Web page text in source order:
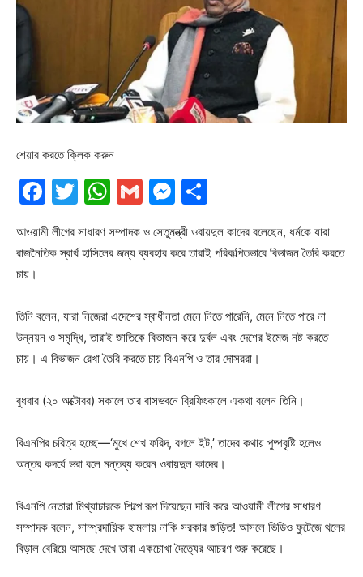
শেয়ার করতে ক্লিক করুন
Facebook
Twitter
WhatsApp
GmailMessenger
আওয়ামী লীগের সাধারণ সম্পাদক ও সেতুমন্ত্রী ওবায়দুল কাদের বলেছেন, ধর্মকে যারা
রাজনৈতিক স্বার্থ হাসিলের জন্য ব্যবহার করে তারাই পরিকল্পিতভাবে বিভাজন তৈরি করতে
চায়।
তিনি বলেন, যারা নিজেরা এদেশের স্বাধীনতা মেনে নিতে পারেনি, মেনে নিতে পারে না
উন্নয়ন ও সমৃদ্ধি, তারাই জাতিকে বিভাজন করে দুর্বল এবং দেশের ইমেজ নষ্ট করতে
চায়। এ বিভাজন রেখা তৈরি করতে চায় বিএনপি ও তার দোসররা।
বুধবার (২০ অক্টোবর) সকালে তার বাসভবনে ব্রিফিংকালে একথা বলেন তিনি।
বিএনপির চরিত্র হচ্ছে—‘মুখে শেখ ফরিদ, বগলে ইট,’ তাদের কথায় পুষ্পবৃষ্টি হলেও
অন্তর কদর্যে ভরা বলে মন্তব্য করেন ওবায়দুল কাদের।
বিএনপি নেতারা মিথ্যাচারকে শিল্পে রূপ দিয়েছেন দাবি করে আওয়ামী লীগের সাধারণ
সম্পাদক বলেন, সাম্প্রদায়িক হামলায় নাকি সরকার জড়িত! আসলে ভিডিও ফুটেজে থলের
বিড়াল বেরিয়ে আসছে দেখে তারা একচোখা দৈত্যের আচরণ শুরু করেছে।